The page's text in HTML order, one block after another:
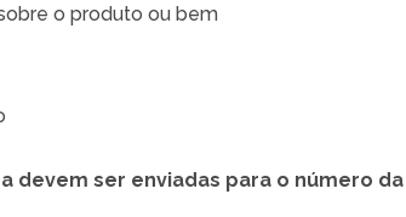
o produto ou bem
devem ser enviadas para o número da